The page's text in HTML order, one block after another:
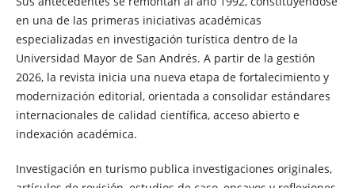
en una de las primeras iniciativas académicas
especializadas en investigación turística dentro de la
Universidad Mayor de San Andrés. A partir de la gestión
2026, la revista inicia una nueva etapa de fortalecimiento y
modernización editorial, orientada a consolidar estándares
internacionales de calidad científica, acceso abierto e
indexación académica.
Investigación en turismo publica investigaciones originales,